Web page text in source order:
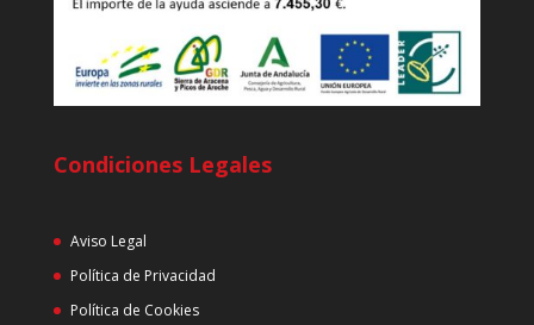
Condiciones Legales
Aviso Legal
Política de Privacidad
Política de Cookies